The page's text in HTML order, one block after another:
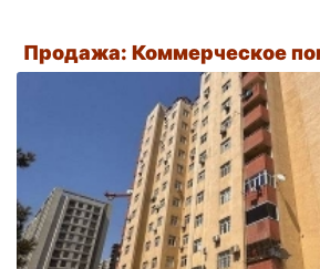
Продажа: Коммерческое